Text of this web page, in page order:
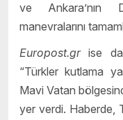
ve Ankara’nın
manevralarını
Europost.grise
“Türkler kutlama
Mavi Vatan
yer verdi. Haberde,